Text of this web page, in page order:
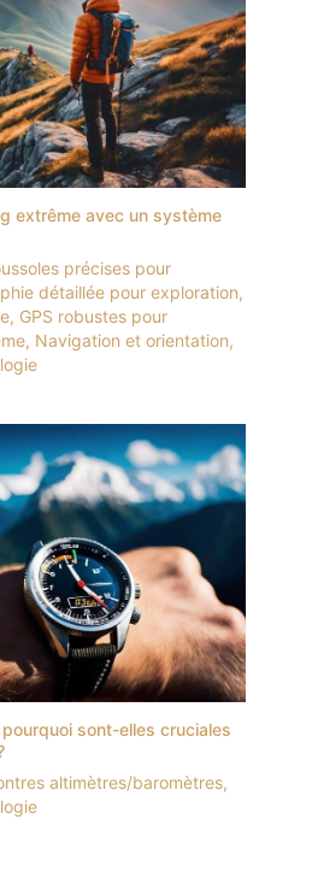
extrême avec un système
précises pour
détaillée pour exploration,
, GPS robustes pour
, Navigation et orientation,
sont-elles cruciales
altimètres/baromètres,